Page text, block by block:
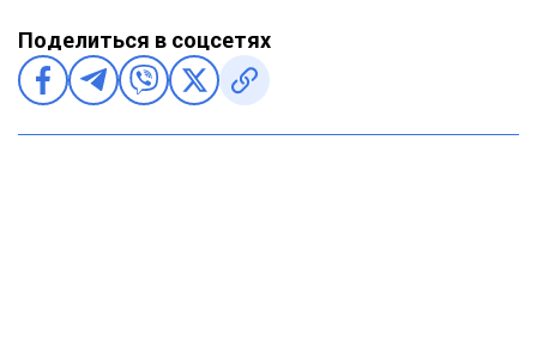
Поделиться в соцсетях